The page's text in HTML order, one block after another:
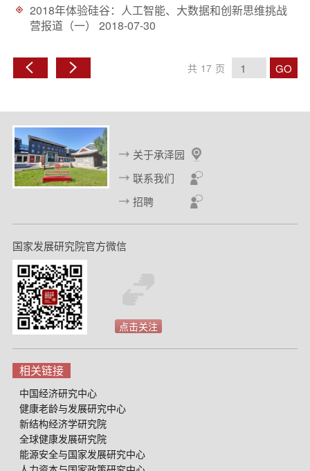
2018年体验硅谷：人工智能、大数据和创新思维挑战
营报道（一）
2018-07-30
上
页
下
页
共 17 页 GO
关于承泽园
联系我们
招聘
国家发展研究院官方微信
点击关注
相关链接
中国经济研究中心
健康老龄与发展研究中心
新结构经济学研究院
全球健康发展研究院
能源安全与国家发展研究中心